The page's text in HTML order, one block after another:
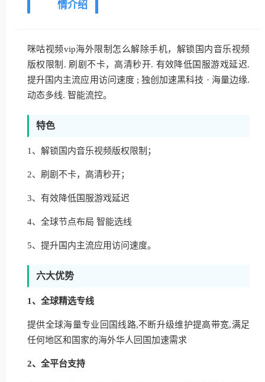
情介绍
咪咕视频vip海外限制怎么解除手机，解锁国内音乐视频
版权限制. 刷剧不卡，高清秒开. 有效降低国服游戏延迟.
提升国内主流应用访问速度 ; 独创加速黑科技 · 海量边缘.
动态多线. 智能流控。
特色
1、解锁国内音乐视频版权限制；
2、刷剧不卡，高清秒开；
3、有效降低国服游戏延迟
4、全球节点布局 智能选线
5、提升国内主流应用访问速度。
六大优势
1、全球精选专线
提供全球海量专业回国线路,不断升级维护提高带宽,满足
任何地区和国家的海外华人回国加速需求
2、全平台支持